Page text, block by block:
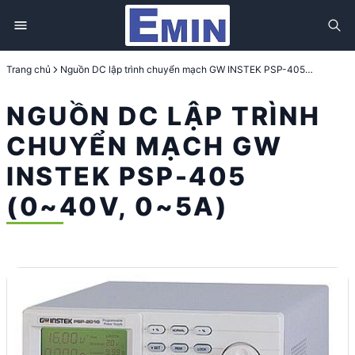
Trang chủ Nguồn DC lập trình chuyển mạch GW INSTEK PSP-405 (0~40V, 0~5A)
NGUỒN DC LẬP TRÌNH
CHUYỂN MẠCH GW
INSTEK PSP-405
(0~40V, 0~5A)